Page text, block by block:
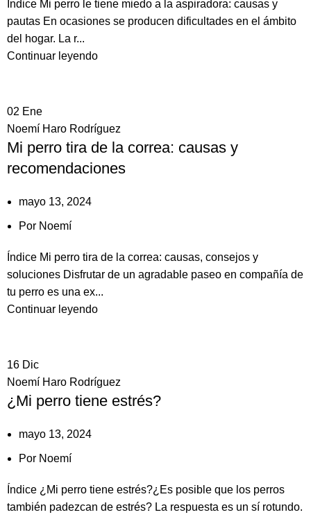
Índice Mi perro le tiene miedo a la aspiradora: causas y
pautas En ocasiones se producen dificultades en el ámbito
del hogar. La r...
Continuar leyendo
02 Ene
Noemí Haro Rodríguez
Mi perro tira de la correa: causas y
recomendaciones
mayo 13, 2024
Por Noemí
Índice Mi perro tira de la correa: causas, consejos y
soluciones Disfrutar de un agradable paseo en compañía de
tu perro es una ex...
Continuar leyendo
16 Dic
Noemí Haro Rodríguez
¿Mi perro tiene estrés?
mayo 13, 2024
Por Noemí
Índice ¿Mi perro tiene estrés?¿Es posible que los perros
también padezcan de estrés? La respuesta es un sí rotundo.